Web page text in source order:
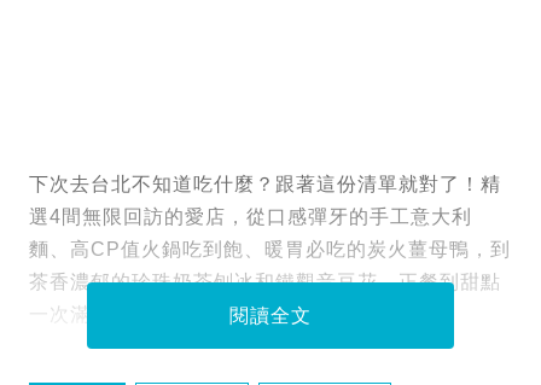
下次去台北不知道吃什麼？跟著這份清單就對了！精
選4間無限回訪的愛店，從口感彈牙的手工意大利
麵、高CP值火鍋吃到飽、暖胃必吃的炭火薑母鴨，到
茶香濃郁的珍珠奶茶刨冰和鐵觀音豆花。正餐到甜點
一次滿足，絕對不踩雷，快點排進你的行程吧！
閱讀全文